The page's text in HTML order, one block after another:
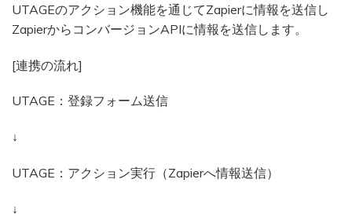
UTAGEのアクション機能を通じてZapierに情報を送信し
ZapierからコンバージョンAPIに情報を送信します。
[連携の流れ]
UTAGE：登録フォーム送信
↓
UTAGE：アクション実行（Zapierへ情報送信）
↓